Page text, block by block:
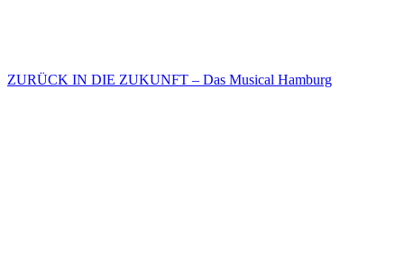
ZURÜCK IN DIE ZUKUNFT – Das Musical Hamburg